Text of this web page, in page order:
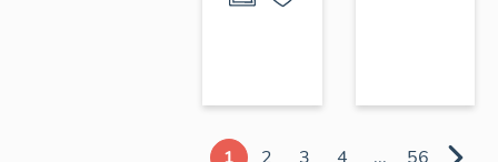
1 2 3 4 ... 56